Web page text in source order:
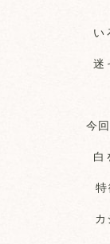
い
迷
今
白